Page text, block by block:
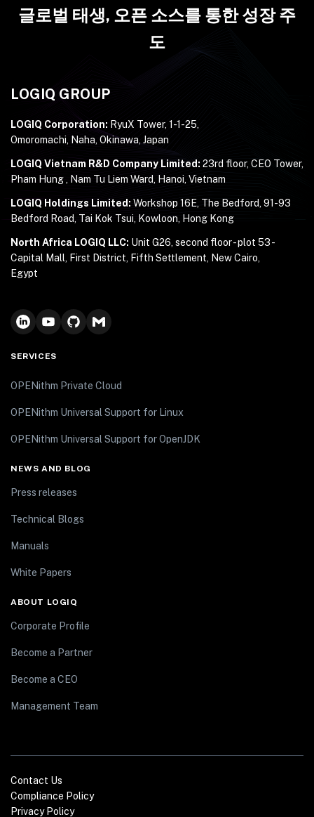
글로벌 태생, 오픈 소스를 통한 성장 주
도
LOGIQ GROUP
LOGIQ Corporation: RyuX Tower, 1-1-25,
Omoromachi, Naha, Okinawa, Japan
LOGIQ Vietnam R&D Company Limited: 23rd floor, CEO Tower,
Pham Hung , Nam Tu Liem Ward, Hanoi, Vietnam
LOGIQ Holdings Limited: Workshop 16E, The Bedford, 91-93
Bedford Road, Tai Kok Tsui, Kowloon, Hong Kong
North Africa LOGIQ LLC: Unit G26, second floor - plot 53 -
Capital Mall, First District, Fifth Settlement, New Cairo,
Egypt
SERVICES
OPENithm Private Cloud
OPENithm Universal Support for Linux
OPENithm Universal Support for OpenJDK
NEWS AND BLOG
Press releases
Technical Blogs
Manuals
White Papers
ABOUT LOGIQ
Corporate Profile
Become a Partner
Become a CEO
Management Team
Contact Us
Compliance Policy
Privacy Policy